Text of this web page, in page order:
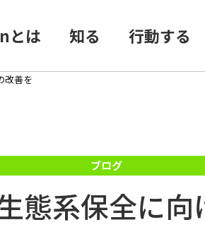
とは 知る 行動する
改善を
態系保全に